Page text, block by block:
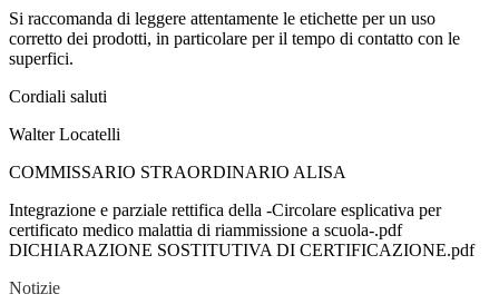
Si raccomanda di leggere attentamente le etichette per un uso
corretto dei prodotti, in particolare per il tempo di contatto con le
superfici.
Cordiali saluti
Walter Locatelli
COMMISSARIO STRAORDINARIO ALISA
Integrazione e parziale rettifica della -Circolare esplicativa per
certificato medico malattia di riammissione a scuola-.pdf
DICHIARAZIONE SOSTITUTIVA DI CERTIFICAZIONE.pdf
Notizie